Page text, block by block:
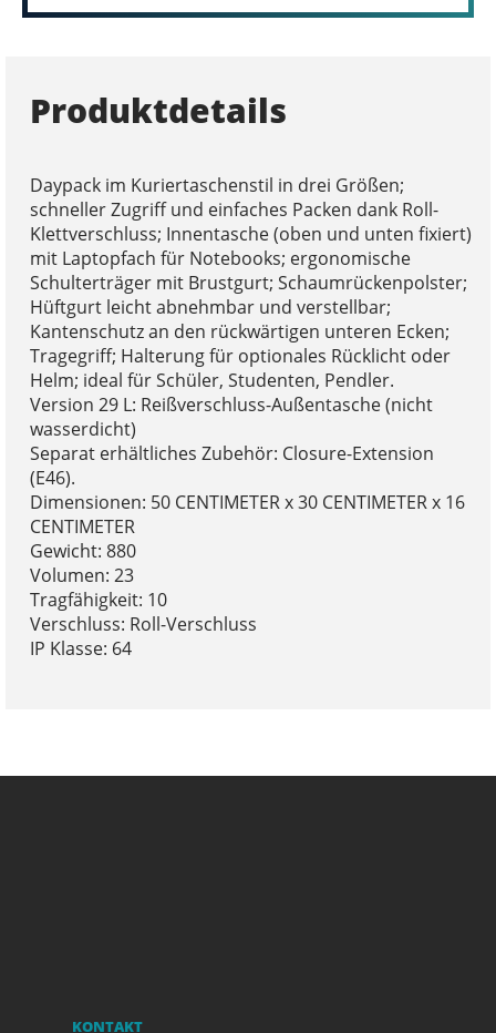
Produktdetails
Daypack im Kuriertaschenstil in drei Größen;
schneller Zugriff und einfaches Packen dank Roll-
Klettverschluss; Innentasche (oben und unten fixiert)
mit Laptopfach für Notebooks; ergonomische
Schulterträger mit Brustgurt; Schaumrückenpolster;
Hüftgurt leicht abnehmbar und verstellbar;
Kantenschutz an den rückwärtigen unteren Ecken;
Tragegriff; Halterung für optionales Rücklicht oder
Helm; ideal für Schüler, Studenten, Pendler.
Version 29 L: Reißverschluss-Außentasche (nicht
wasserdicht)
Separat erhältliches Zubehör: Closure-Extension
(E46).
Dimensionen: 50 CENTIMETER x 30 CENTIMETER x 16
CENTIMETER
Gewicht: 880
Volumen: 23
Tragfähigkeit: 10
Verschluss: Roll-Verschluss
IP Klasse: 64
KONTAKT